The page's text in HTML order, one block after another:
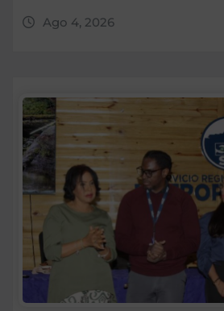
Ago 4, 2026